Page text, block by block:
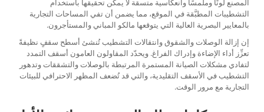
المصنع لونًا وملمسًا وانعكاسية متسقة لا يمكن تحقيقها باستخدام
التشطيبات المطبَّقة في الموقع، مما يضمن أن تفي المساحات التجارية
بالمعايير البصرية العالية التي يتوقعها مالكو المباني والمستأجرون.
إن إزالة الوصلات والشقوق وانتقالات التشطيب تُنشئ أسطح سقفٍ نظيفةً
تعزِّز أداء الإضاءة وإدراك الفراغ. ويحدّد المقاولون العامون أسقف التمدد
لتفادي مشكلات الصيانة المستمرة المرتبطة بالوصلات والتشققات وتدهور
التشطيب في الأسقف التقليدية، والتي قد تُضعف المظهر الاحترافي للبيئات
التجارية مع مرور الوقت.